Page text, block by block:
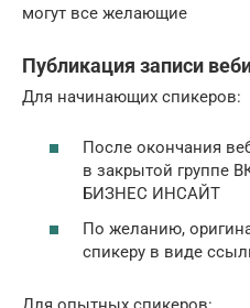
могут все желающие
Публикация записи
Для начинающих спикеров:
После окончания
в закрытой группе
БИЗНЕС ИНСАЙТ
По желанию,
спикеру в виде